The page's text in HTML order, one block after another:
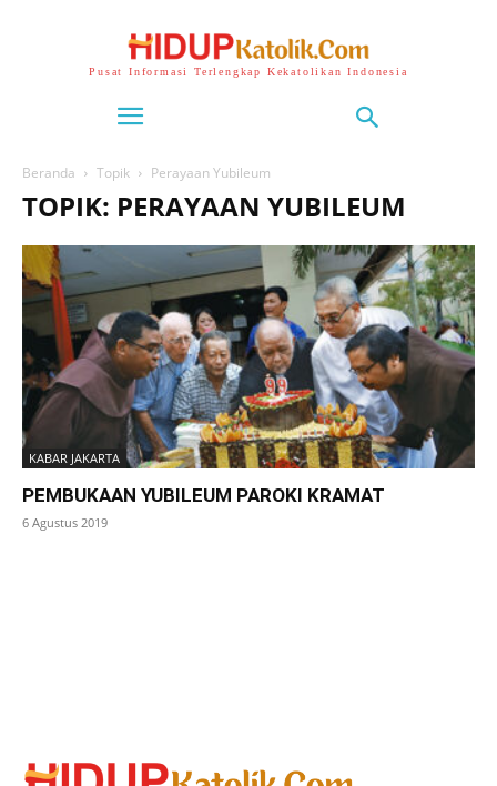
Pusat Informasi Terlengkap Kekatolikan Indonesia
Beranda Topik Perayaan Yubileum
TOPIK: PERAYAAN YUBILEUM
KABAR JAKARTA
PEMBUKAAN YUBILEUM PAROKI KRAMAT
6 Agustus 2019